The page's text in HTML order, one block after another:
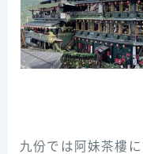
九份では阿妹茶樓